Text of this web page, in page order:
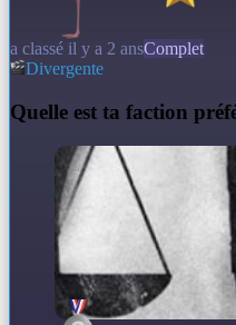
a classé il y a 2 ansComplet
Divergente
Quelle est ta faction